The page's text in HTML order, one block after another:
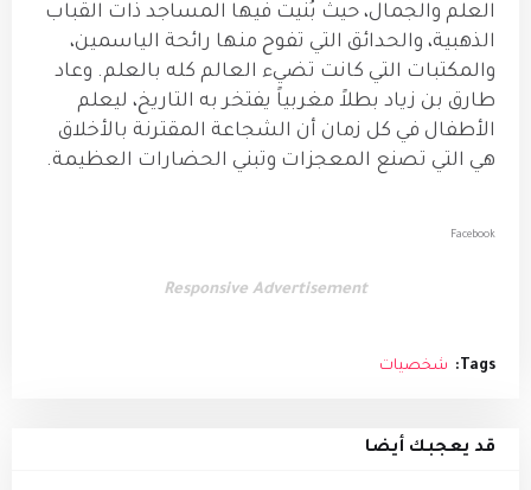
العلم والجمال، حيث بُنيت فيها المساجد ذات القباب
الذهبية، والحدائق التي تفوح منها رائحة الياسمين،
والمكتبات التي كانت تضيء العالم كله بالعلم. وعاد
طارق بن زياد بطلاً مغربياً يفتخر به التاريخ، ليعلم
الأطفال في كل زمان أن الشجاعة المقترنة بالأخلاق
هي التي تصنع المعجزات وتبني الحضارات العظيمة.
Facebook
Responsive Advertisement
Tags: شخصيات
قد يعجبك أيضا